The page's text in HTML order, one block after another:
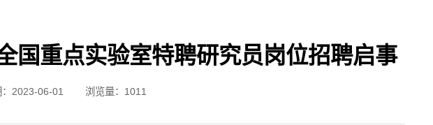
国重点实验室特聘研究员岗位招聘启事
2023-06-01 浏览量： 1011